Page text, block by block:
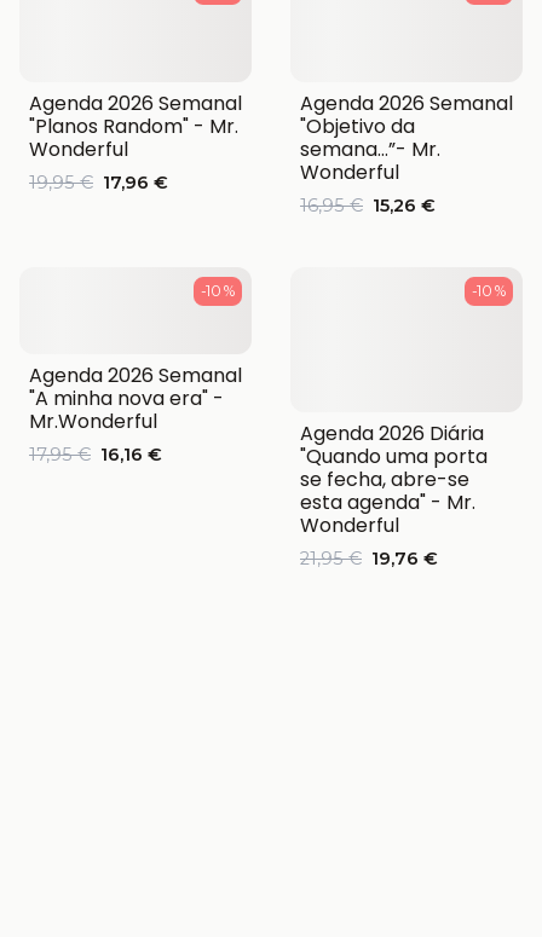
Agenda 2026 Semanal
"Planos Random" - Mr.
Wonderful
19,95 € 17,96 €
Agenda 2026 Semanal
"Objetivo da
semana…”- Mr.
Wonderful
16,95 € 15,26 €
-10 %
Agenda 2026 Semanal
"A minha nova era" -
Mr.Wonderful
17,95 € 16,16 €
-10 %
Agenda 2026 Diária
"Quando uma porta
se fecha, abre-se
esta agenda" - Mr.
Wonderful
21,95 € 19,76 €